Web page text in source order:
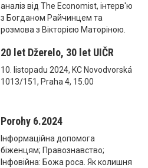
аналіз від The Economist, інтерв'ю
з Богданом Райчинцем та
розмова з Вікторією Маторіною.
20 let Džerelo, 30 let UIČR
10. listopadu 2024, KC Novodvorská
1013/151, Praha 4, 15.00
Porohy 6.2024
Інформаційна допомога
біженцям; Правознавство;
Інфовійна: Божа роса. Як колишня